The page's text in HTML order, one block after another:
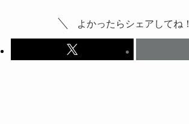
よかったらシェアしてね！